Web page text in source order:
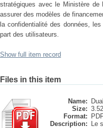
stratégiques avec le Ministère
assurer des modèles de
la confidentialité des données,
part des utilisateurs.
Show full item record
Files in this item
Name:
Size:
Format:
Description:
Le